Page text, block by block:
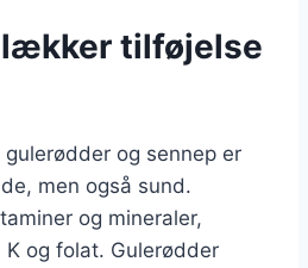
lækker tilføjelse
og sennep er
men også sund.
og mineraler,
og folat. Gulerødder